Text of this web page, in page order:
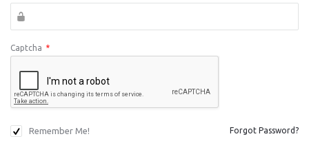
Captcha *
Remember Me! Forgot Password?